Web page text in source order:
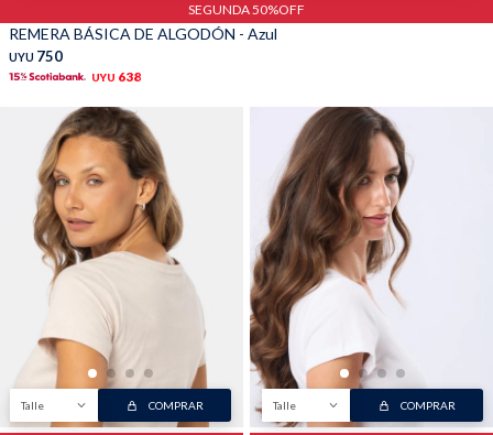
SEGUNDA 50%OFF
REMERA BÁSICA DE ALGODÓN - Azul
UYU 750
UYU 638
Talle COMPRAR Talle COMPRAR